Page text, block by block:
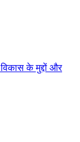
के मुद्दों और